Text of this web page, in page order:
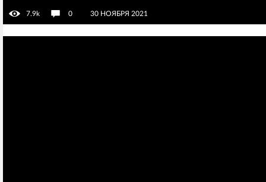
7.9k 0 30 НОЯБРЯ 2021